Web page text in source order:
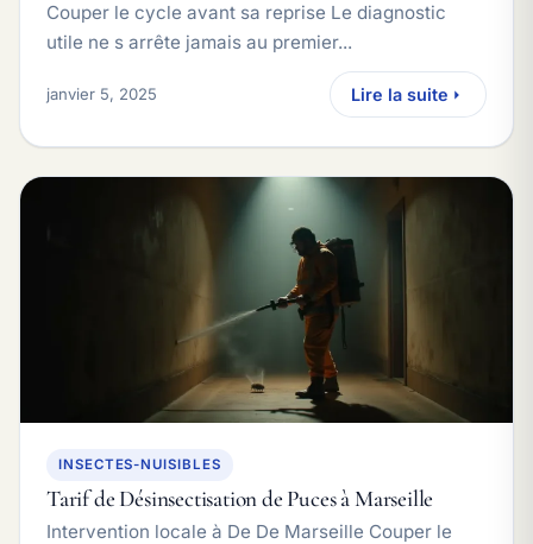
Couper le cycle avant sa reprise Le diagnostic
utile ne s arrête jamais au premier...
janvier 5, 2025 Lire la suite
INSECTES-NUISIBLES
Tarif de Désinsectisation de Puces à Marseille
Intervention locale à De De Marseille Couper le